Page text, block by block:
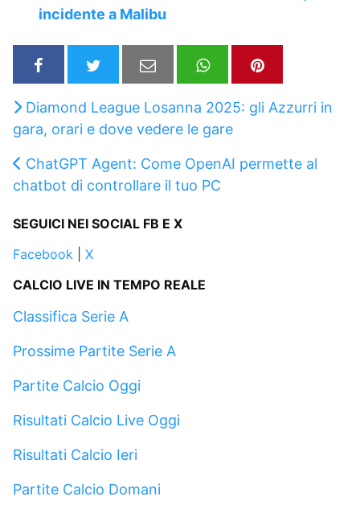
incidente a Malibu
Diamond League Losanna 2025: gli Azzurri in
gara, orari e dove vedere le gare
ChatGPT Agent: Come OpenAI permette al
chatbot di controllare il tuo PC
SEGUICI NEI SOCIAL FB E X
Facebook
X
CALCIO LIVE IN TEMPO REALE
Classifica Serie A
Prossime Partite Serie A
Partite Calcio Oggi
Risultati Calcio Live Oggi
Risultati Calcio Ieri
Partite Calcio Domani